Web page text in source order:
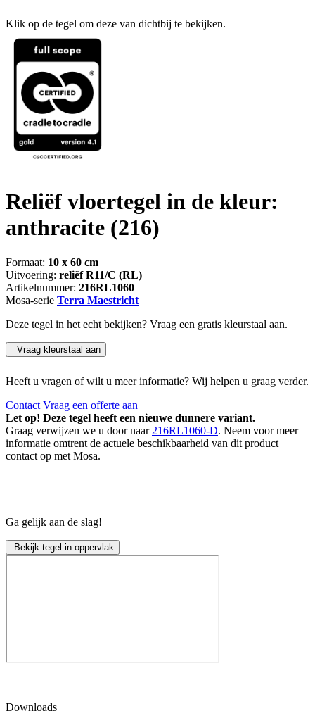
Klik op de tegel om deze van dichtbij te bekijken.
Reliëf vloertegel in de kleur:
anthracite (216)
Formaat: 10 x 60 cm
Uitvoering: reliëf R11/C (RL)
Artikelnummer: 216RL1060
Mosa-serie Terra Maestricht
Deze tegel in het echt bekijken? Vraag een gratis kleurstaal aan.
Vraag kleurstaal aan
Heeft u vragen of wilt u meer informatie? Wij helpen u graag verder.
Contact Vraag een offerte aan
Let op! Deze tegel heeft een nieuwe dunnere variant.
Graag verwijzen we u door naar 216RL1060-D. Neem voor meer
informatie omtrent de actuele beschikbaarheid van dit product
contact op met Mosa.
Ga gelijk aan de slag!
Bekijk tegel in oppervlak
Downloads